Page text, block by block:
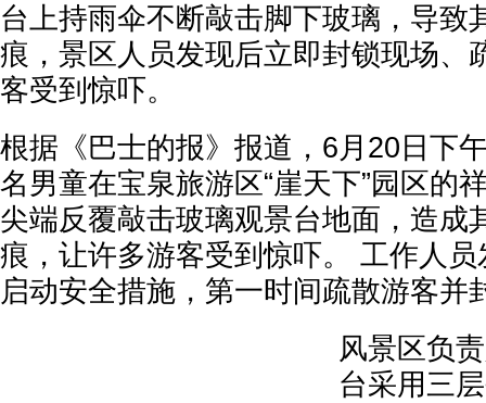
台上持雨伞不断敲击脚下玻璃，导致
痕，景区人员发现后立即封锁现场、
客受到惊吓。
根据《巴士的报》报道，6月20日下
名男童在宝泉旅游区“崖天下”园区的
尖端反覆敲击玻璃观景台地面，造成
痕，让许多游客受到惊吓。 工作人
启动安全措施，第一时间疏散游客并
风景区负
台采用三